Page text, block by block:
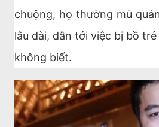
chuộng, họ thường mù
lâu dài, dẫn tới việc bị bồ
không biết.